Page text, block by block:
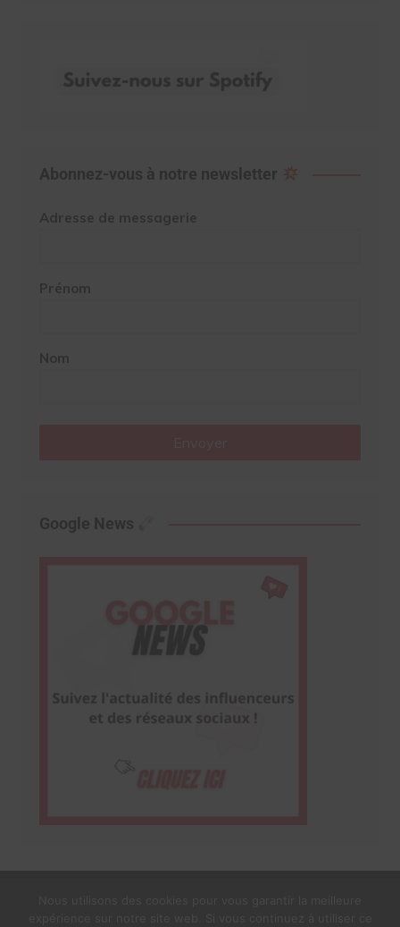
Abonnez-vous à notre newsletter
Adresse de messagerie
Prénom
Nom
Google News